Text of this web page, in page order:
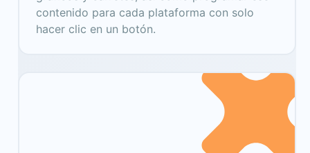
contenido para cada plataforma con solo
hacer clic en un botón.